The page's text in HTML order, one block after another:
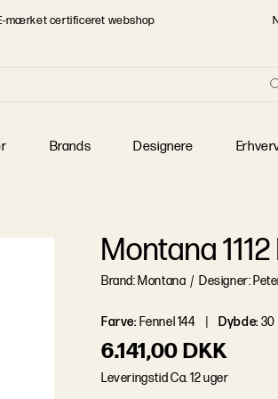
mærket certificeret webshop
Hayon
Jens Juul Eilersen
Brands Designere
6.141,00 DKK
Leveringstid Ca. 12 uger
Montana
Brand: Montana / Designer:
Farve: Fennel 144 Dybde: 30